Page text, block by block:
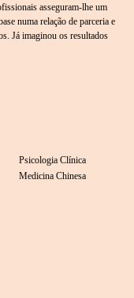
asseguram-lhe um
numa relação de parceria e
Já imaginou os resultados
Psicologia Clínica
Medicina Chinesa